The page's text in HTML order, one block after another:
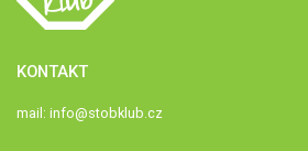
KONTAKT
mail: info@stobklub.cz